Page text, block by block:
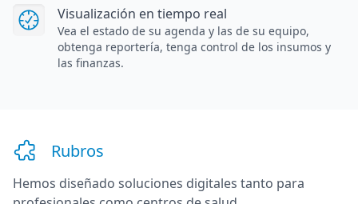
Visualización en tiempo real
Vea el estado de su agenda y las de su equipo,
obtenga reportería, tenga control de los insumos y
las finanzas.
Rubros
Hemos diseñado soluciones digitales tanto para